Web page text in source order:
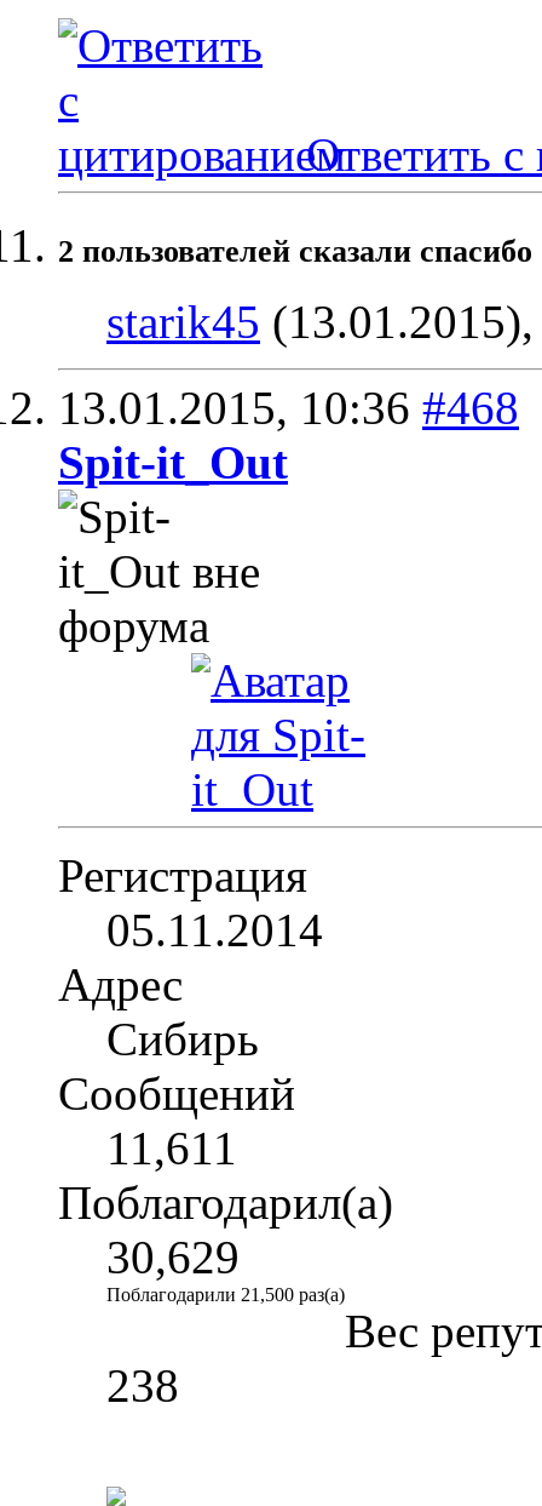
Ответить с
2 пользователей сказали
starik45
13.01.2015, 10:36 #468
Spit-it_Out
Регистрация
05.11.2014
Адрес
Сибирь
Сообщений
11,611
Поблагодарил(а)
30,629
Поблагодарили 21,500 раз(а)
Вес
238